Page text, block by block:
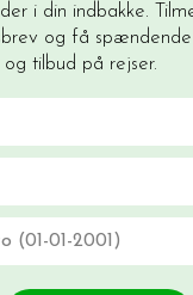
i din indbakke.
og få
og tilbud på rejser.